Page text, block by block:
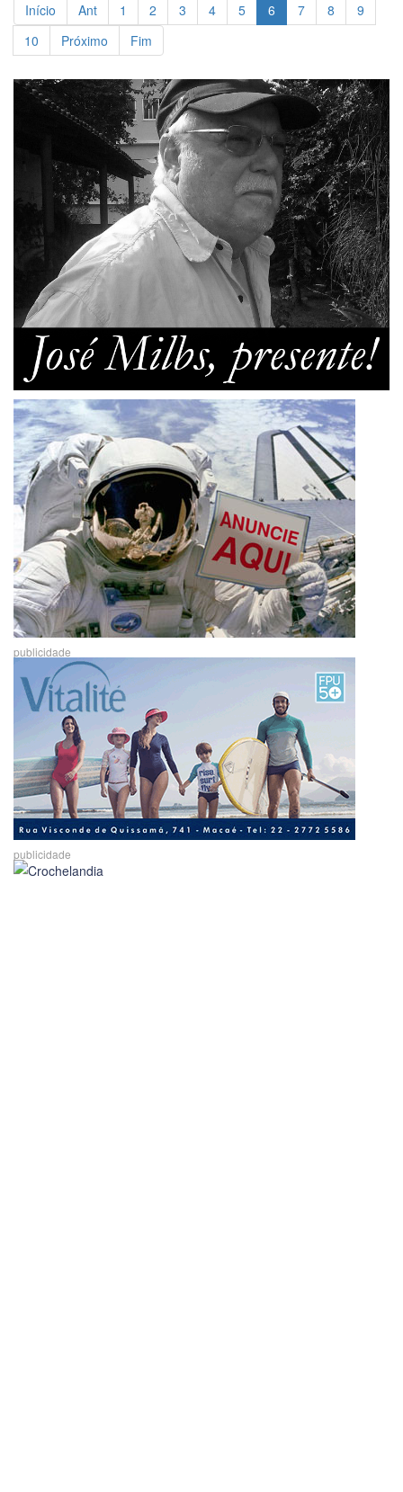
Início Ant 1 2 3 4 5 6 7 8
9
10
Próximo Fim
publicidade
publicidade